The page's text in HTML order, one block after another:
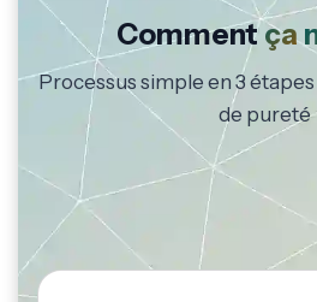
Commentça
Processus simple en 3
de pureté